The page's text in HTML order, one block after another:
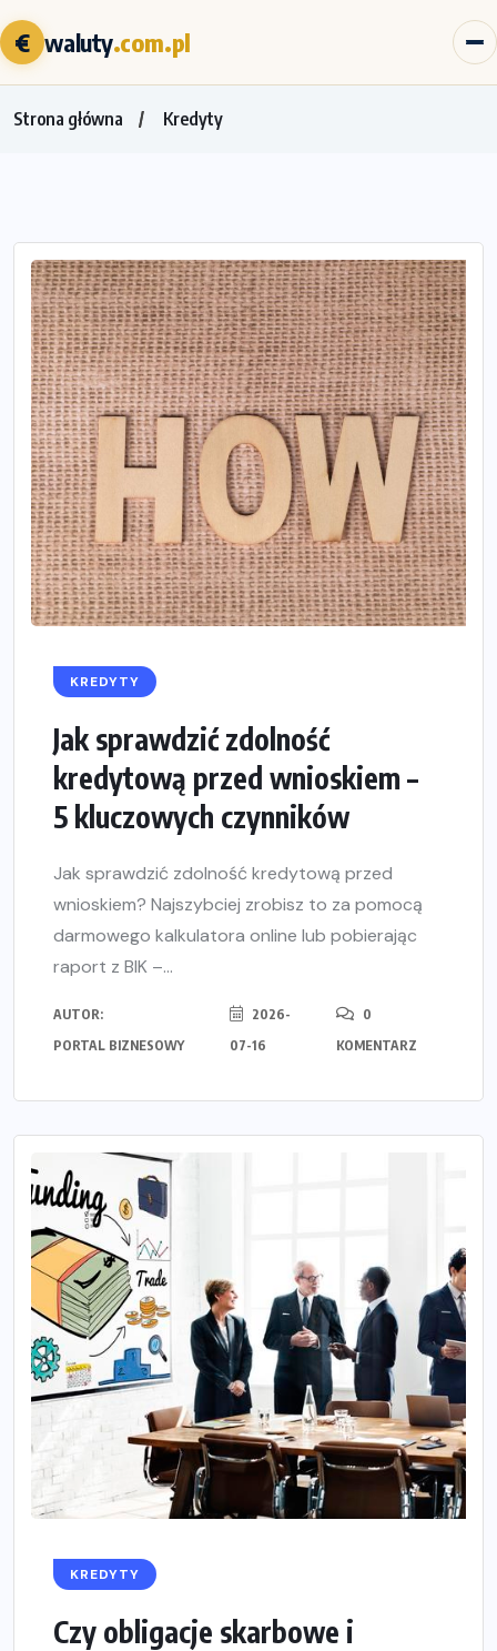
€ waluty.com.pl
Strona główna Kredyty
KREDYTY
Jak sprawdzić zdolność
kredytową przed wnioskiem –
5 kluczowych czynników
Jak sprawdzić zdolność kredytową przed
wnioskiem? Najszybciej zrobisz to za pomocą
darmowego kalkulatora online lub pobierając
raport z BIK –...
AUTOR:
PORTAL BIZNESOWY
2026-
07-16
0
KOMENTARZ
KREDYTY
Czy obligacje skarbowe i